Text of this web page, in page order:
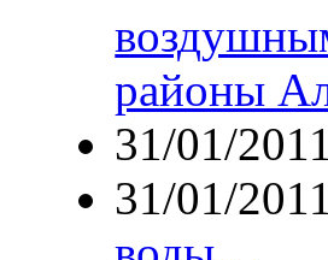
районы
31/01/
31/01/